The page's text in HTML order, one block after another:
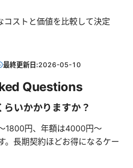
コストと価値を比較して決定
最終更新日:2026-05-10
Questions
いかかりますか？
1800円、年額は4000円〜
。長期契約ほどお得になるケー